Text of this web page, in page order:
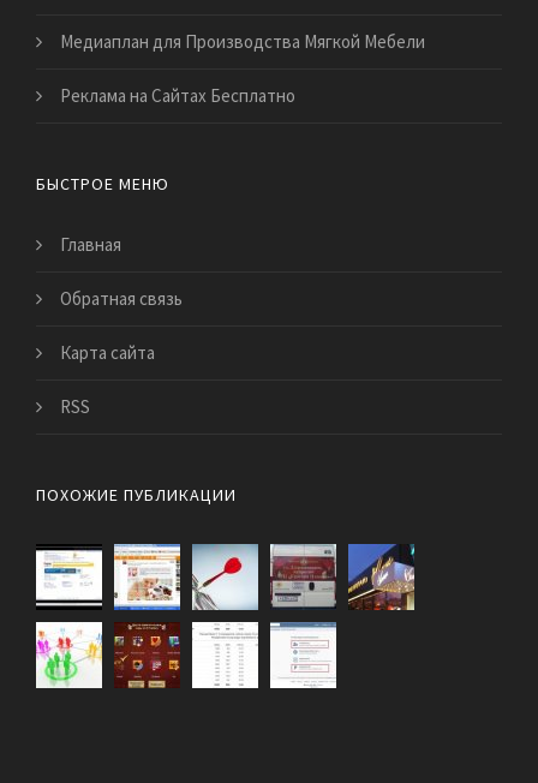
Медиаплан для Производства Мягкой Мебели
Реклама на Сайтах Бесплатно
БЫСТРОЕ МЕНЮ
Главная
Обратная связь
Карта сайта
RSS
ПОХОЖИЕ ПУБЛИКАЦИИ